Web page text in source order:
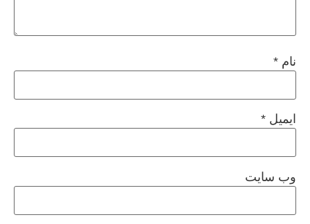
نام *
ایمیل *
وب‌ سایت